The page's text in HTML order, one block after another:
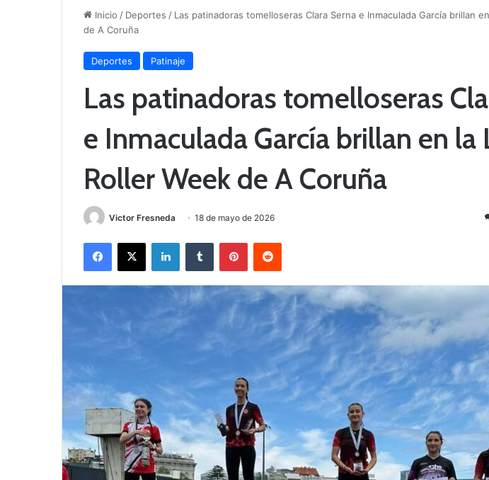
Inicio / Deportes / Las patinadoras tomelloseras Clara Serna e Inmaculada García brillan
de A Coruña
Deportes Patinaje
Las patinadoras tomelloseras
e Inmaculada García brillan en la
Roller Week de A Coruña
Victor Fresneda 18 de mayo de 2026